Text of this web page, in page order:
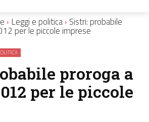
Leggi e politica Sistri: probabile
per le piccole imprese
proroga a
per le piccole